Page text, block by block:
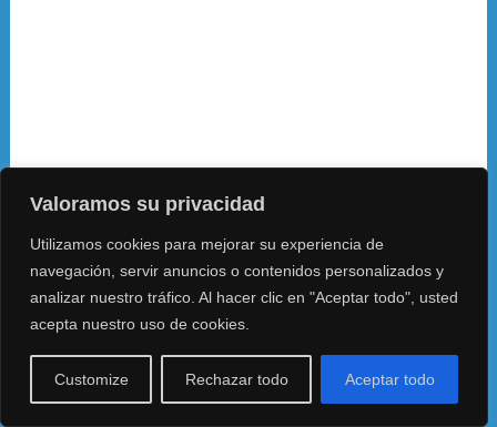
Valoramos su privacidad
Utilizamos cookies para mejorar su experiencia de
navegación, servir anuncios o contenidos personalizados y
analizar nuestro tráfico. Al hacer clic en "Aceptar todo", usted
acepta nuestro uso de cookies.
Customize Rechazar todo Aceptar todo